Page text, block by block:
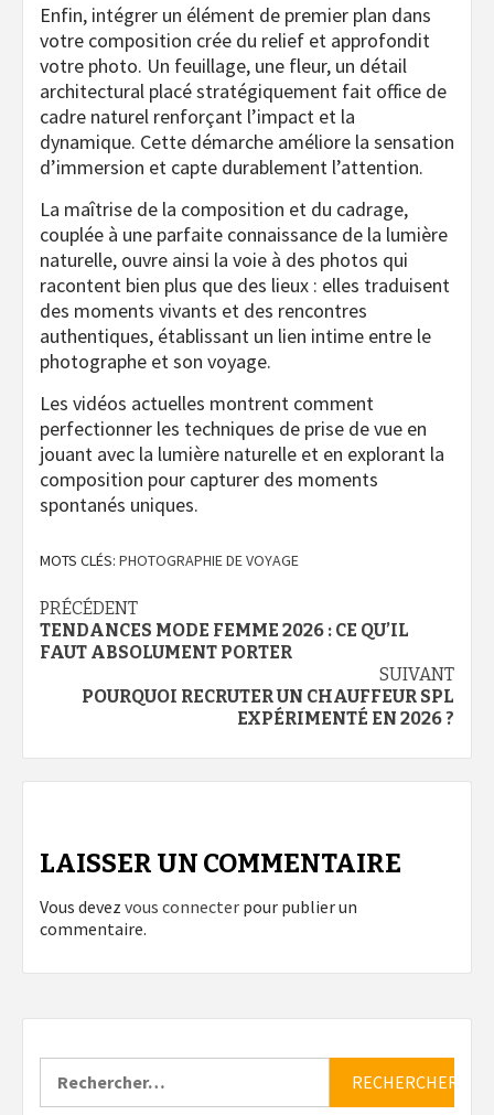
Enfin, intégrer un élément de premier plan dans
votre composition crée du relief et approfondit
votre photo. Un feuillage, une fleur, un détail
architectural placé stratégiquement fait office de
cadre naturel renforçant l’impact et la
dynamique. Cette démarche améliore la sensation
d’immersion et capte durablement l’attention.
La maîtrise de la composition et du cadrage,
couplée à une parfaite connaissance de la lumière
naturelle, ouvre ainsi la voie à des photos qui
racontent bien plus que des lieux : elles traduisent
des moments vivants et des rencontres
authentiques, établissant un lien intime entre le
photographe et son voyage.
Les vidéos actuelles montrent comment
perfectionner les techniques de prise de vue en
jouant avec la lumière naturelle et en explorant la
composition pour capturer des moments
spontanés uniques.
MOTS CLÉS: PHOTOGRAPHIE DE VOYAGE
Navigation
d’article
PRÉCÉDENT
TENDANCES MODE FEMME 2026 : CE QU’IL
FAUT ABSOLUMENT PORTER
SUIVANT
POURQUOI RECRUTER UN CHAUFFEUR SPL
EXPÉRIMENTÉ EN 2026 ?
LAISSER UN COMMENTAIRE
Vous devez vous connecter pour publier un
commentaire.